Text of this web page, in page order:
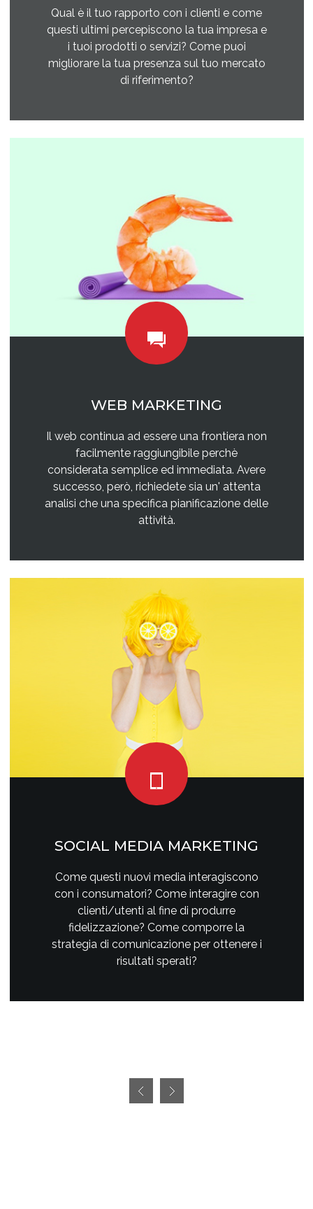
Qual è il tuo rapporto con i clienti e come
questi ultimi percepiscono la tua impresa e
i tuoi prodotti o servizi? Come puoi
migliorare la tua presenza sul tuo mercato
di riferimento?
WEB MARKETING
Il web continua ad essere una frontiera non
facilmente raggiungibile perchè
considerata semplice ed immediata. Avere
successo, però, richiedete sia un' attenta
analisi che una specifica pianificazione delle
attività.
SOCIAL MEDIA MARKETING
Come questi nuovi media interagiscono
con i consumatori? Come interagire con
clienti/utenti al fine di produrre
fidelizzazione? Come comporre la
strategia di comunicazione per ottenere i
risultati sperati?